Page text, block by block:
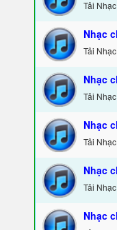
Tải
Nhạc
Tải
Nhạc
Tải
Nhạc
Tải
Nhạc
Tải
Nhạc